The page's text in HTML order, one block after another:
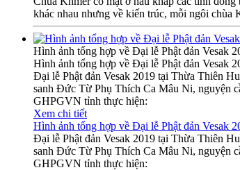
khác nhau nhưng về kiến trúc, mỗi ngôi chùa
Hình ảnh tổng hợp về Đại lễ Phật đản Vesak
Hình ảnh tổng hợp về Đại lễ Phật đản Vesak
Đại lễ Phật đản Vesak 2019 tại Thừa Thiên
sanh Đức Từ Phụ Thích Ca Mâu Ni, nguyện
GHPGVN tỉnh thực hiện:
Xem chi tiết
Hình ảnh tổng hợp về Đại lễ Phật đản Vesak
Đại lễ Phật đản Vesak 2019 tại Thừa Thiên
sanh Đức Từ Phụ Thích Ca Mâu Ni, nguyện
GHPGVN tỉnh thực hiện: